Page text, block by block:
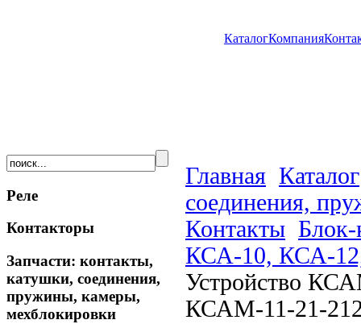
КаталогКомпания
Реле
Контакторы
Запчасти: контакты,
катушки, соединения,
пружины, камеры,
мехблокировки
Главная Каталог
соединения,
Контакты
КСА-10, КСА-
Устройство
КСАМ-11-21-